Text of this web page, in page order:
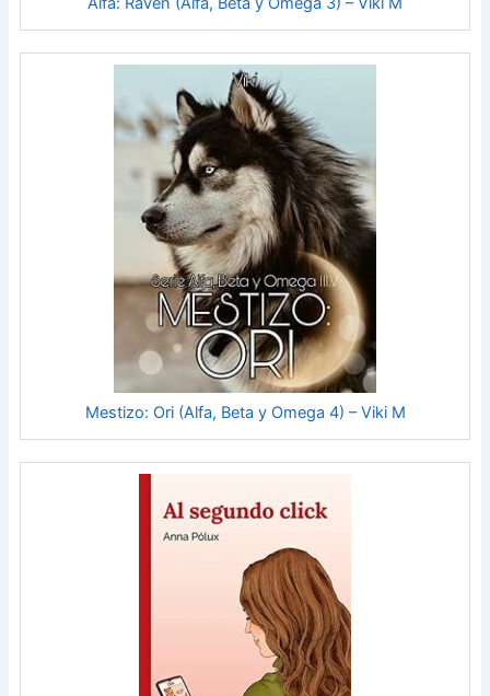
Mestizo: Ori (Alfa, Beta y Omega 4) – Viki M